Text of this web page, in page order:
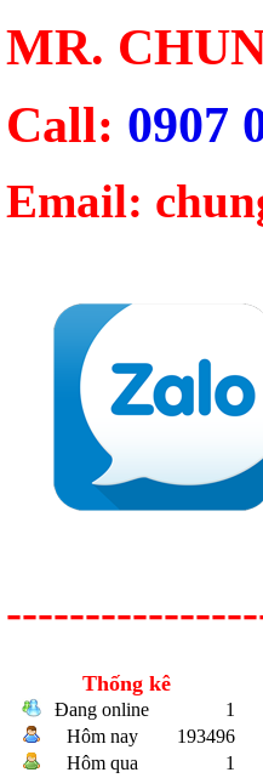
MR.
Call: 0907
Email:
Thống kê
Đang online
1
Hôm nay
193496
Hôm qua
1